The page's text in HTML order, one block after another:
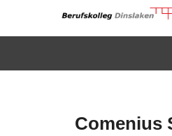
Schule der
Comenius